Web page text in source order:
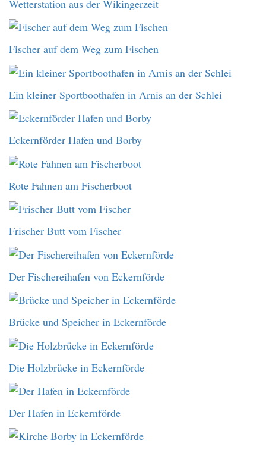
Wetterstation aus der Wikingerzeit
Fischer auf dem Weg zum Fischen
Ein kleiner Sportboothafen in Arnis an der Schlei
Eckernförder Hafen und Borby
Rote Fahnen am Fischerboot
Frischer Butt vom Fischer
Der Fischereihafen von Eckernförde
Brücke und Speicher in Eckernförde
Die Holzbrücke in Eckernförde
Der Hafen in Eckernförde